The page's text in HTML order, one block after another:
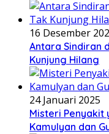
16 Desember
Antara Sindiran
Kunjung Hilang
24 Januari 2025
Misteri Penyakit
Kamulyan dan